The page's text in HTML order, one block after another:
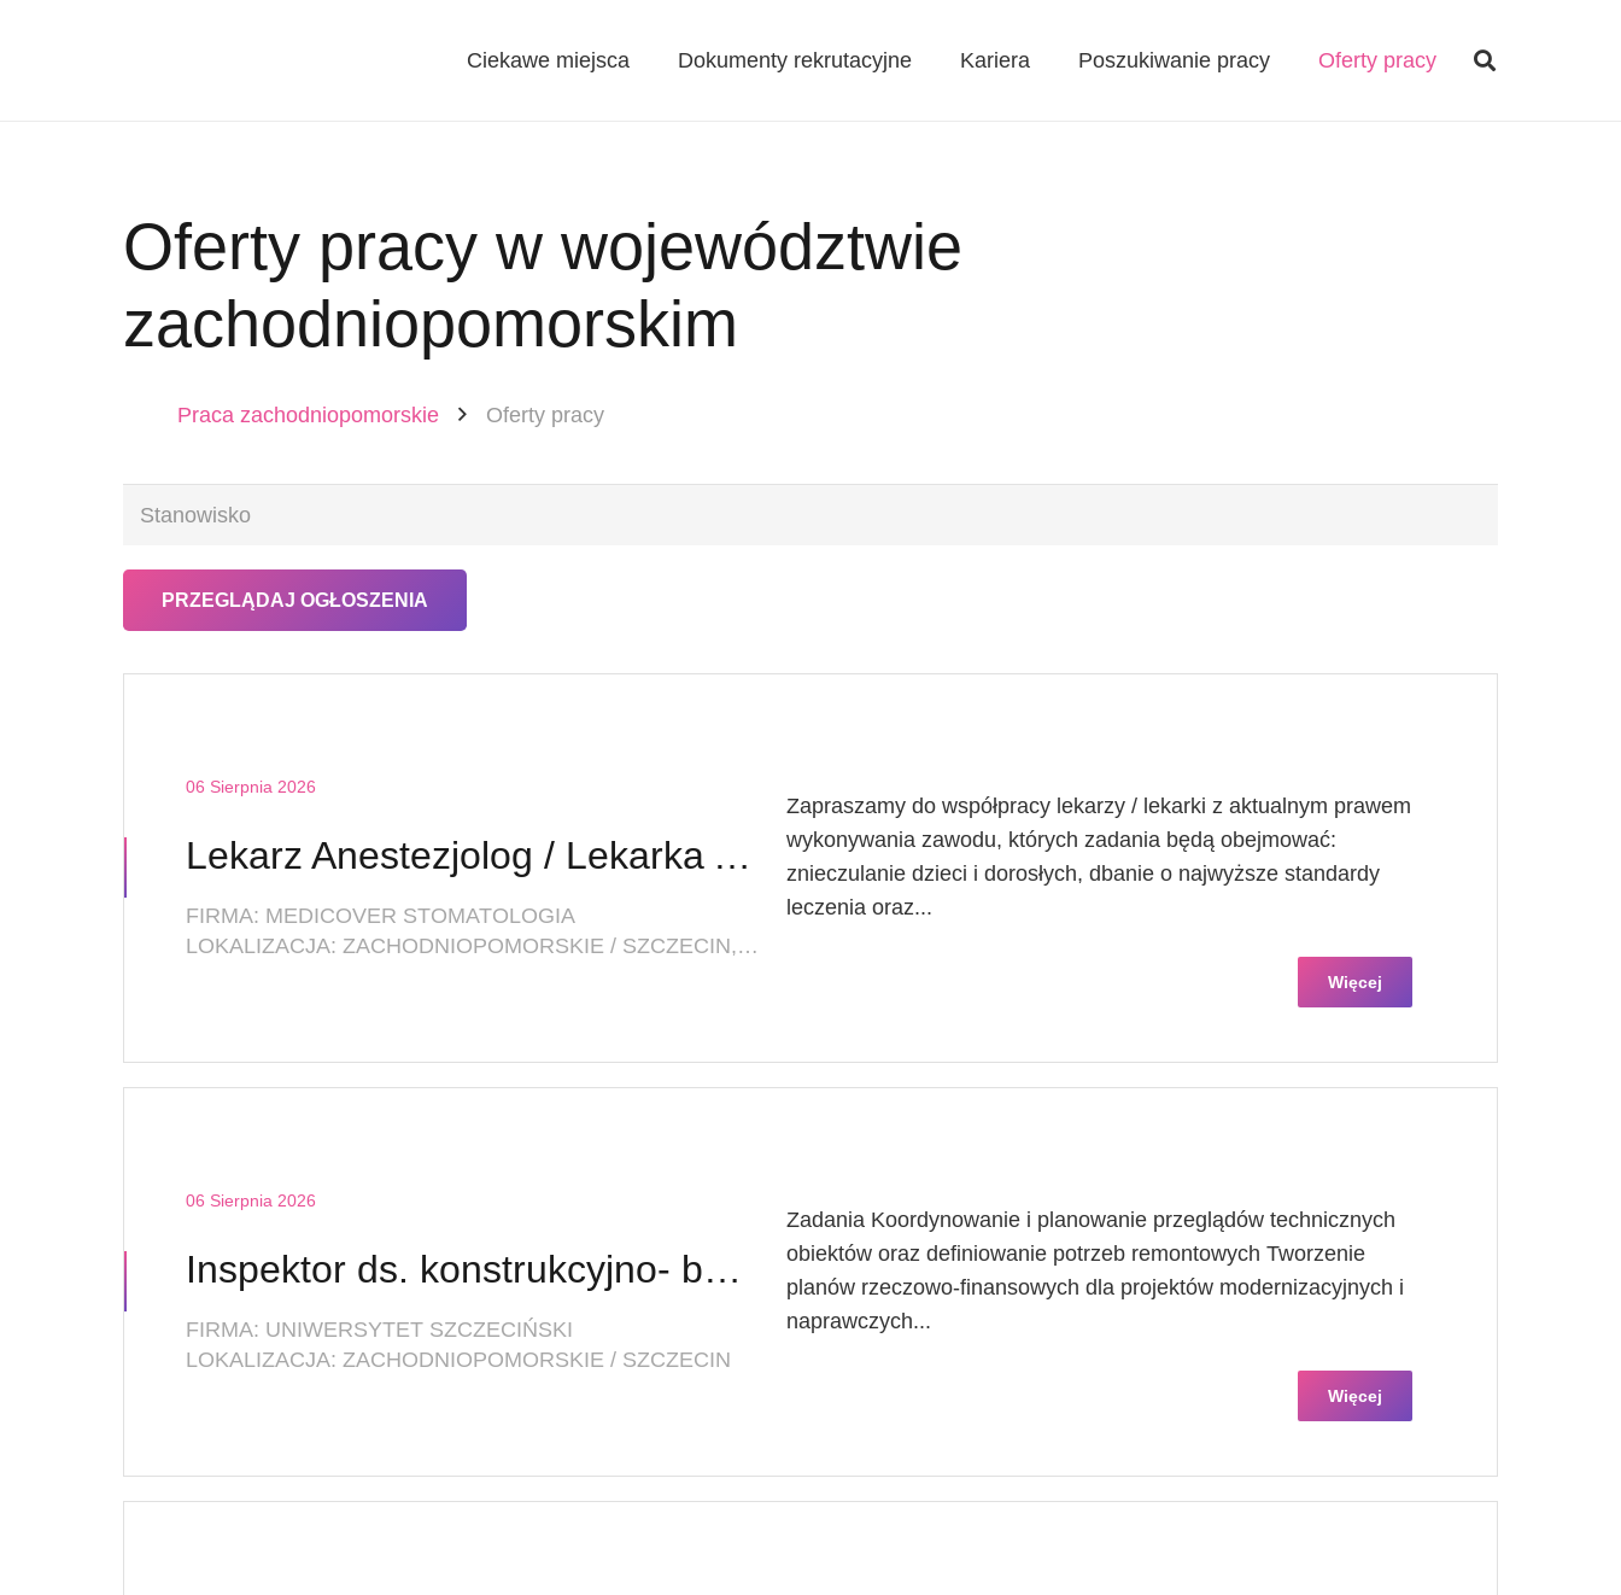
Ciekawe miejsca Dokumenty rekrutacyjne Kariera Poszukiwanie pracy Oferty pracy
Oferty pracy w województwie
zachodniopomorskim
Praca zachodniopomorskie Oferty pracy
06 Sierpnia 2026
Lekarz Anestezjolog / Lekarka Anestezjolożka
FIRMA: MEDICOVER STOMATOLOGIA
LOKALIZACJA: ZACHODNIOPOMORSKIE / SZCZECIN, PL. BRAMA PORTOWA 1
Zapraszamy do współpracy lekarzy / lekarki z aktualnym prawem
wykonywania zawodu, których zadania będą obejmować:
znieczulanie dzieci i dorosłych, dbanie o najwyższe standardy
leczenia oraz...
Więcej
06 Sierpnia 2026
Inspektor ds. konstrukcyjno- budowlanych w Dziale Inwestycyjno-Technicznym
FIRMA: UNIWERSYTET SZCZECIŃSKI
LOKALIZACJA: ZACHODNIOPOMORSKIE / SZCZECIN
Zadania Koordynowanie i planowanie przeglądów technicznych
obiektów oraz definiowanie potrzeb remontowych Tworzenie
planów rzeczowo-finansowych dla projektów modernizacyjnych i
naprawczych...
Więcej